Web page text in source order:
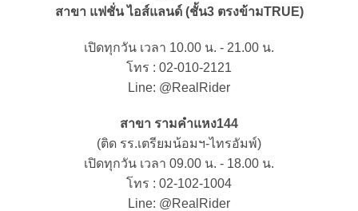
สาขา แฟชั่น ไอส์แลนด์ (ชั้น3 ตรงข้ามTRUE)
เปิดทุกวัน เวลา 10.00 น. - 21.00 น.
โทร : 02-010-2121
Line: @RealRider
สาขา รามคำแหง144
(ติด รร.เตรียมน้อมฯ-ไทรอัมพ์)
เปิดทุกวัน เวลา 09.00 น. - 18.00 น.
โทร : 02-102-1004
Line: @RealRider